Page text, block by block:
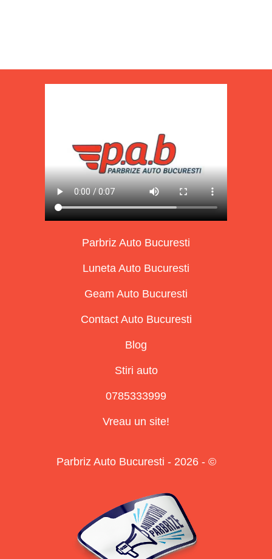
Parbriz Auto Bucuresti
Luneta Auto Bucuresti
Geam Auto Bucuresti
Contact Auto Bucuresti
Blog
Stiri auto
0785333999
Vreau un site!
Parbriz Auto Bucuresti - 2026 - ©